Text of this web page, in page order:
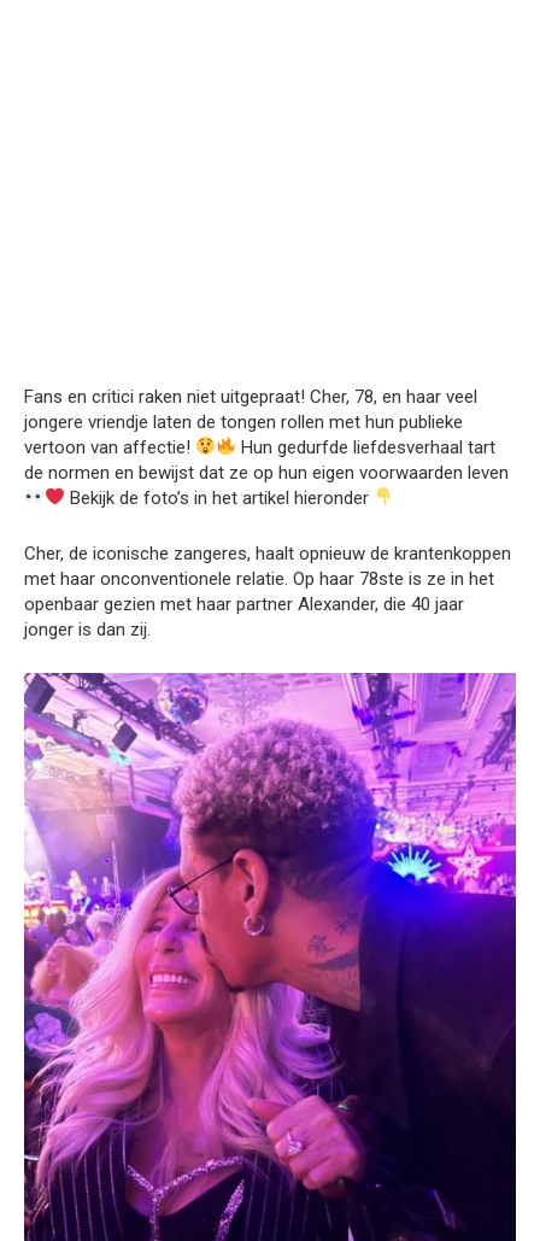
Fans en critici raken niet uitgepraat! Cher, 78, en haar veel
jongere vriendje laten de tongen rollen met hun publieke
vertoon van affectie!
Hun gedurfde liefdesverhaal tart
de normen en bewijst dat ze op hun eigen voorwaarden leven
Bekijk de foto’s in het artikel hieronder
Cher, de iconische zangeres, haalt opnieuw de krantenkoppen
met haar onconventionele relatie. Op haar 78ste is ze in het
openbaar gezien met haar partner Alexander, die 40 jaar
jonger is dan zij.